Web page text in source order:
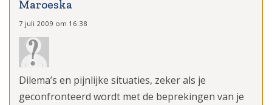
Maroeska
7 juli 2009 om 16:38
Dilema’s en pijnlijke situaties, zeker als je
geconfronteerd wordt met de beprekingen van je